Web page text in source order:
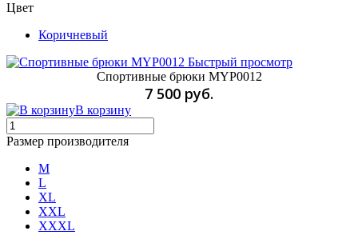
Цвет
Коричневый
Быстрый просмотр
Спортивные брюки MYP0012
7 500 руб.
В корзину
Размер производителя
M
L
XL
XXL
XXXL